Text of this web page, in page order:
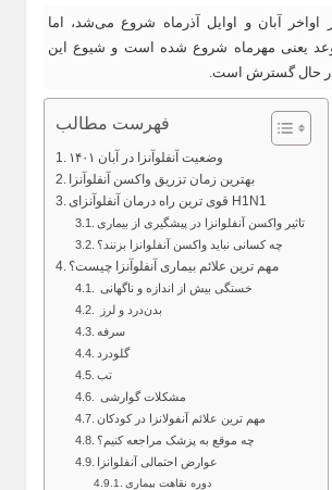
اواخر آبان و اوایل آذرماه شروع می‌شد، اما
یعنی مهرماه شروع شده است و شیوع این
حال گسترش است.
فهرست مطالب
وضعیت آنفلوآنزا در آبان ۱۴۰۱
بهترین زمان تزریق واکسن آنفلوآنزا
قوی ترین راه درمان آنفلوآنزای H1N1
تاثیر واکسن آنفلوانزا در پیشگیری از بیماری
چه کسانی نباید واکسن آنفلوانزا بزنند؟
مهم ترین علائم بیماری آنفلوآنزا چیست؟
خستگی بیش از اندازه و ناگهانی
بدن‌درد و لرز
سرفه
گلودرد
تب
مشکلات گوارشی
مهم ترین علائم آنفولانزا در کودکان
چه موقع به پزشک مراجعه کنیم؟
عوارض احتمالی آنفلوانزا
دوره نقاهت بیماری